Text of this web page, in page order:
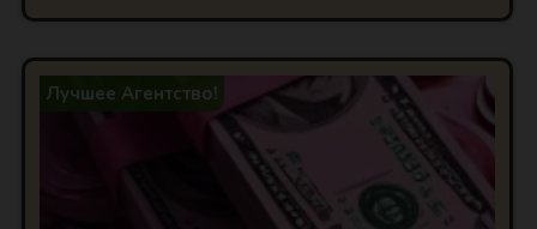
Лучшее Агентство!